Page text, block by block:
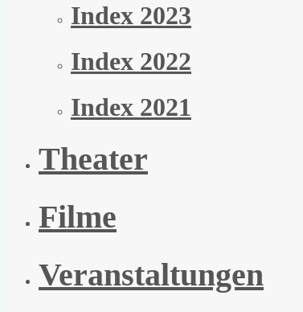
Index 2023
Index 2022
Index 2021
Theater
Filme
Veranstaltungen